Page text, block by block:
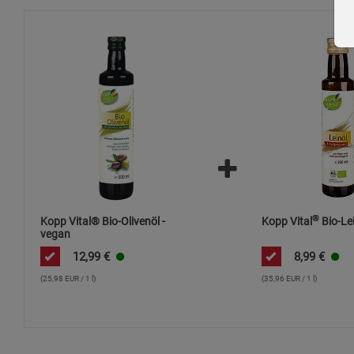
Kopp Vital® Bio-Olivenöl -
vegan
12,99 €
(25,98 EUR / 1 l)
Kopp Vital®Bio-
8,99 €
(35,96 EUR / 1 l)